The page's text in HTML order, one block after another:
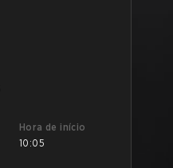
Hora de início
10:05